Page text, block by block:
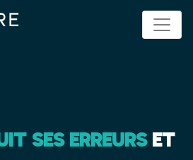
SES ERREURSET
cookies